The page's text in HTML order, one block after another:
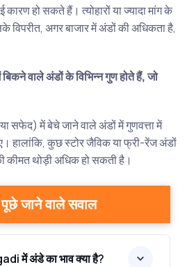
हो सकते हैं। त्योहारों या ज्यादा मांग के
अगर बाजार में अंडों की अधिकता है,
वाले अंडों के विभिन्न गुण होते हैं, जो
सफेद) में बेचे जाने वाले अंडों में गुणवत्ता में
हालांकि, कुछ स्टोर जैविक या फ्री-रेंज अंडों
थोड़ी अधिक हो सकती है।
जाने वाले सवाल
में अंडे का भाव क्या है?